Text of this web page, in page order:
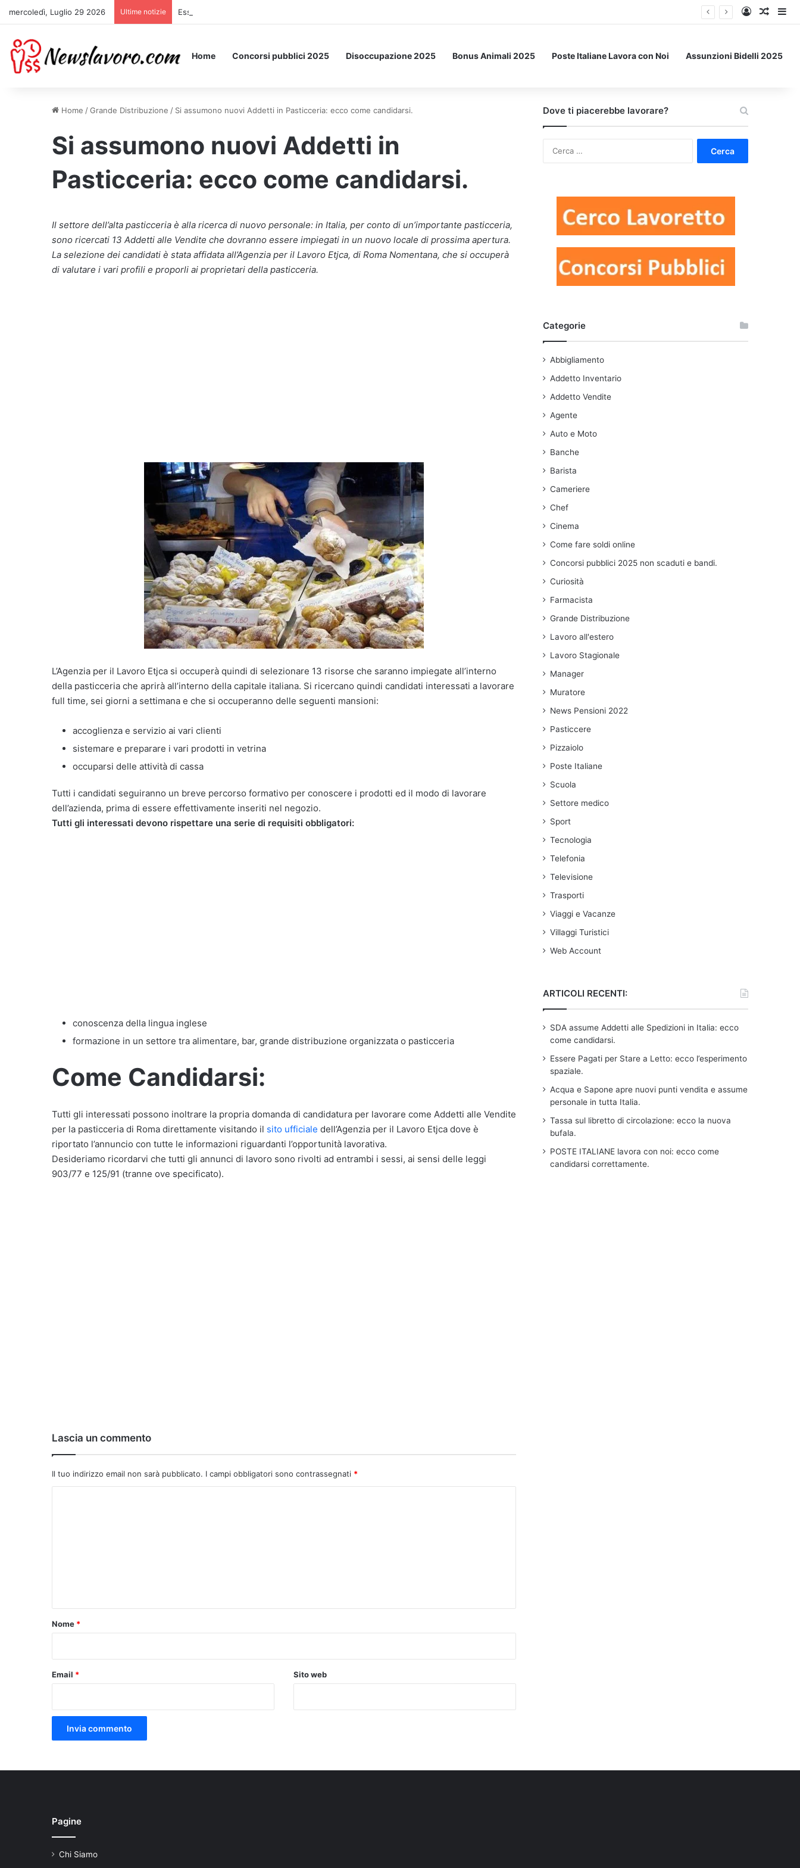
mercoledì, Luglio 29 2026 Ultime notizie Essere Pagati per Stare a Letto: ecco l’esperimento spaziale. Accedi
Un
Home Concorsi pubblici 2025 Disoccupazione 2025 Bonus Animali 2025 Poste Italiane Lavora con Noi Assunzioni Bidelli 2025
Home /Grande Distribuzione / Si assumono nuovi Addetti in Pasticceria: ecco come candidarsi.
Si assumono nuovi Addetti in
Pasticceria: ecco come candidarsi.
Il settore dell’alta pasticceria è alla ricerca di nuovo personale: in Italia, per conto di un’importante pasticceria,
sono ricercati 13 Addetti alle Vendite che dovranno essere impiegati in un nuovo locale di prossima apertura.
La selezione dei candidati è stata affidata all’Agenzia per il Lavoro Etjca, di Roma Nomentana, che si occuperà
di valutare i vari profili e proporli ai proprietari della pasticceria.
L’Agenzia per il Lavoro Etjca si occuperà quindi di selezionare 13 risorse che saranno impiegate all’interno
della pasticceria che aprirà all’interno della capitale italiana. Si ricercano quindi candidati interessati a lavorare
full time, sei giorni a settimana e che si occuperanno delle seguenti mansioni:
accoglienza e servizio ai vari clienti
sistemare e preparare i vari prodotti in vetrina
occuparsi delle attività di cassa
Tutti i candidati seguiranno un breve percorso formativo per conoscere i prodotti ed il modo di lavorare
dell’azienda, prima di essere effettivamente inseriti nel negozio.
Tutti gli interessati devono rispettare una serie di requisiti obbligatori:
conoscenza della lingua inglese
formazione in un settore tra alimentare, bar, grande distribuzione organizzata o pasticceria
Come Candidarsi:
Tutti gli interessati possono inoltrare la propria domanda di candidatura per lavorare come Addetti alle Vendite
per la pasticceria di Roma direttamente visitando il sito ufficiale dell’Agenzia per il Lavoro Etjca dove è
riportato l’annuncio con tutte le informazioni riguardanti l’opportunità lavorativa.
Desideriamo ricordarvi che tutti gli annunci di lavoro sono rivolti ad entrambi i sessi, ai sensi delle leggi
903/77 e 125/91 (tranne ove specificato).
Lascia un commento
Il tuo indirizzo email non sarà pubblicato. I campi obbligatori sono contrassegnati *
o
Nome *
Email * Sito web
Dove ti piacerebbe lavorare?
Categorie
Abbigliamento
Addetto Inventario
Addetto Vendite
Agente
Auto e Moto
Banche
Barista
Cameriere
Chef
Cinema
Come fare soldi online
Concorsi pubblici 2025 non scaduti e bandi.
Curiosità
Farmacista
Grande Distribuzione
Lavoro all'estero
Lavoro Stagionale
Manager
Muratore
News Pensioni 2022
Pasticcere
Pizzaiolo
Poste Italiane
Scuola
Settore medico
Sport
Tecnologia
Telefonia
Televisione
Trasporti
Viaggi e Vacanze
Villaggi Turistici
Web Account
ARTICOLI RECENTI:
SDA assume Addetti alle Spedizioni in Italia: ecco
come candidarsi.
Essere Pagati per Stare a Letto: ecco l’esperimento
spaziale.
Acqua e Sapone apre nuovi punti vendita e assume
personale in tutta Italia.
Tassa sul libretto di circolazione: ecco la nuova
bufala.
POSTE ITALIANE lavora con noi: ecco come
candidarsi correttamente.
Pagine
Chi Siamo